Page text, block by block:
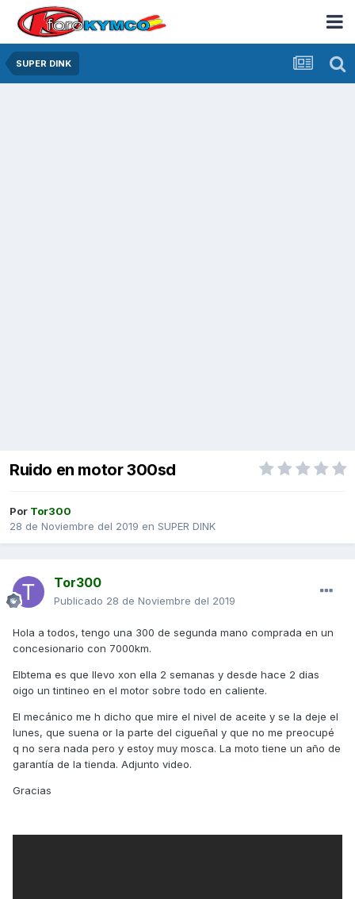
SUPER DINK
Ruido en motor 300sd
Por Tor300
28 de Noviembre del 2019 en SUPER DINK
Tor300
Publicado 28 de Noviembre del 2019
Hola a todos, tengo una 300 de segunda mano comprada en un
concesionario con 7000km.
Elbtema es que llevo xon ella 2 semanas y desde hace 2 dias
oigo un tintineo en el motor sobre todo en caliente.
El mecánico me h dicho que mire el nivel de aceite y se la deje el
lunes, que suena or la parte del cigueñal y que no me preocupé
q no sera nada pero y estoy muy mosca. La moto tiene un año de
garantía de la tienda. Adjunto video.
Gracias